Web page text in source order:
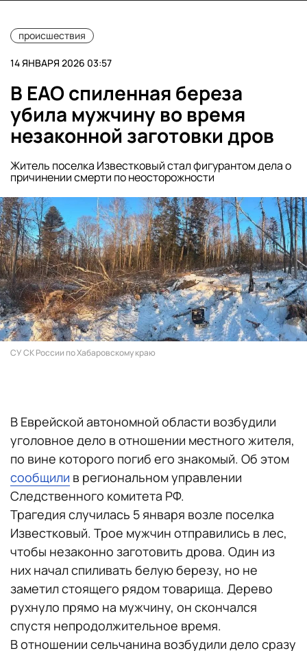
происшествия
14 ЯНВАРЯ 2026 03:57
В ЕАО спиленная береза
убила мужчину во время
незаконной заготовки дров
Житель поселка Известковый стал фигурантом дела о
причинении смерти по неосторожности
СУ СК России по Хабаровскому краю
В Еврейской автономной области возбудили
уголовное дело в отношении местного жителя,
по вине которого погиб его знакомый. Об этом
сообщили в региональном управлении
Следственного комитета РФ.
Трагедия случилась 5 января возле поселка
Известковый. Трое мужчин отправились в лес,
чтобы незаконно заготовить дрова. Один из
них начал спиливать белую березу, но не
заметил стоящего рядом товарища. Дерево
рухнуло прямо на мужчину, он скончался
спустя непродолжительное время.
В отношении сельчанина возбудили дело сразу